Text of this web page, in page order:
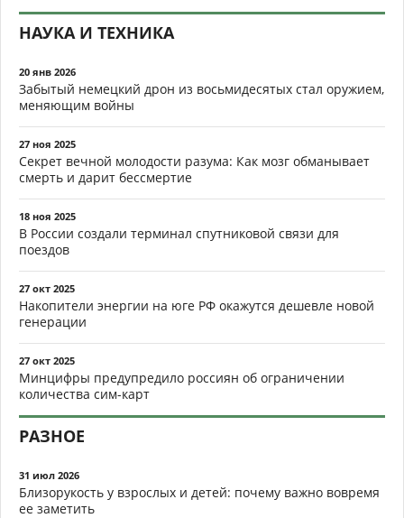
НАУКА И ТЕХНИКА
20 янв 2026
Забытый немецкий дрон из восьмидесятых стал оружием,
меняющим войны
27 ноя 2025
Секрет вечной молодости разума: Как мозг обманывает
смерть и дарит бессмертие
18 ноя 2025
В России создали терминал спутниковой связи для
поездов
27 окт 2025
Накопители энергии на юге РФ окажутся дешевле новой
генерации
27 окт 2025
Минцифры предупредило россиян об ограничении
количества сим-карт
РАЗНОЕ
31 июл 2026
Близорукость у взрослых и детей: почему важно вовремя
ее заметить